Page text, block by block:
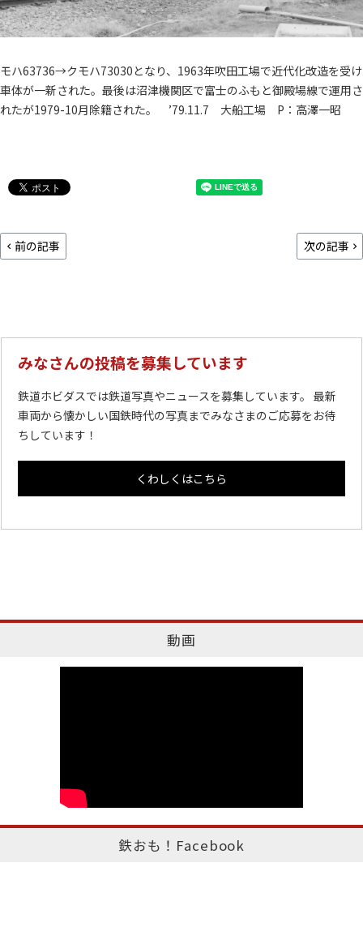
モハ63736→クモハ73030となり、1963年吹田工場で近代化改造を受け
車体が一新された。最後は沼津機関区で富士のふもと御殿場線で運用さ
れたが1979-10月除籍された。 ’79.11.7 大船工場 P：高澤一昭
前の記事 次の記事
みなさんの投稿を募集しています
鉄道ホビダスでは鉄道写真やニュースを募集しています。 最新
車両から懐かしい国鉄時代の写真までみなさまのご応募をお待
ちしています！
くわしくはこちら
動画
鉄おも！Facebook